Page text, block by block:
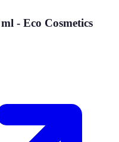
- Eco Cosmetics